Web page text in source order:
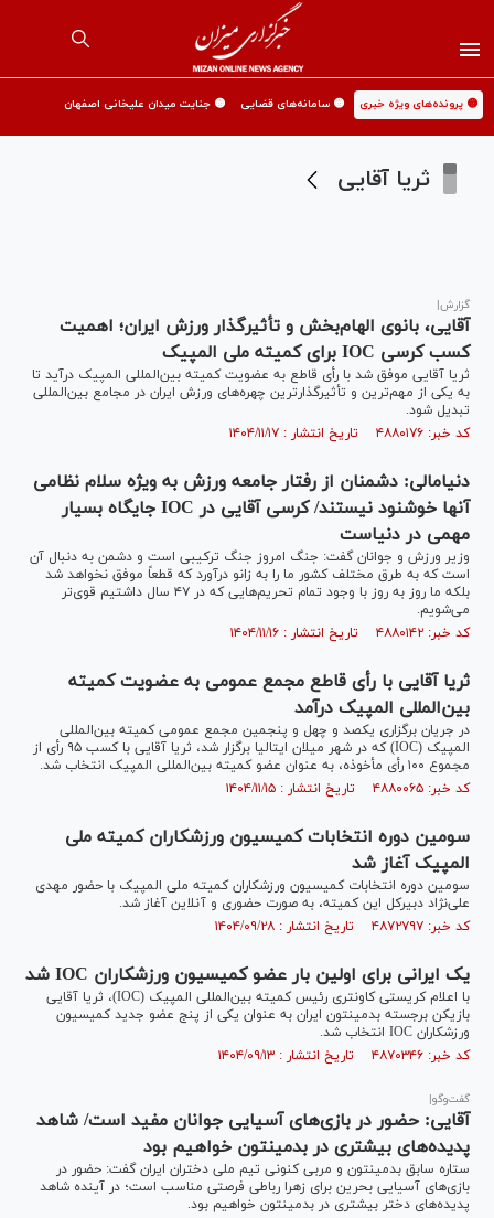
🟡 پرونده‌های ویژه خبری 🟡 سامانه‌های قضایی 🟡 جنایت میدان علیخانی اصفهان
ثریا آقایی
گزارش|
آقایی، بانوی الهام‌بخش و تأثیرگذار ورزش ایران؛ اهمیت
کسب کرسی IOC برای کمیته ملی المپیک
ثریا آقایی موفق شد با رأی قاطع به عضویت کمیته بین‌المللی المپیک درآید تا
به یکی از مهم‌ترین و تأثیرگذارترین چهره‌های ورزش ایران در مجامع بین‌المللی
تبدیل شود.
کد خبر: ۴۸۸۰۱۷۶ تاریخ انتشار : ۱۴۰۴/۱۱/۱۷
دنیامالی: دشمنان از رفتار جامعه ورزش به ویژه سلام نظامی
آنها خوشنود نیستند/ کرسی آقایی در IOC جایگاه بسیار
مهمی در دنیاست
وزیر ورزش و جوانان گفت: جنگ امروز جنگ ترکیبی است و دشمن به دنبال آن
است که به طرق مختلف کشور ما را به زانو درآورد که قطعاً موفق نخواهد شد
بلکه ما روز به روز با وجود تمام تحریم‌هایی که در ۴۷ سال داشتیم قوی‌تر
می‌شویم.
کد خبر: ۴۸۸۰۱۴۲ تاریخ انتشار : ۱۴۰۴/۱۱/۱۶
ثریا آقایی با رأی قاطع مجمع عمومی به عضویت کمیته
بین‌المللی المپیک درآمد
در جریان برگزاری یکصد و چهل و پنجمین مجمع عمومی کمیته بین‌المللی
المپیک (IOC) که در شهر میلان ایتالیا برگزار شد، ثریا آقایی با کسب ۹۵ رأی از
مجموع ۱۰۰ رأی مأخوذه، به عنوان عضو کمیته بین‌المللی المپیک انتخاب شد.
کد خبر: ۴۸۸۰۰۶۵ تاریخ انتشار : ۱۴۰۴/۱۱/۱۵
سومین دوره انتخابات کمیسیون ورزشکاران کمیته ملی
المپیک آغاز شد
سومین دوره انتخابات کمیسیون ورزشکاران کمیته ملی المپیک با حضور مهدی
علی‌نژاد دبیرکل این کمیته، به صورت حضوری و آنلاین آغاز شد.
کد خبر: ۴۸۷۲۷۹۷ تاریخ انتشار : ۱۴۰۴/۰۹/۲۸
یک ایرانی برای اولین بار عضو کمیسیون ورزشکاران IOC شد
با اعلام کریستی کاونتری رئیس کمیته بین‌المللی المپیک (IOC)، ثریا آقایی
بازیکن برجسته بدمینتون ایران به عنوان یکی از پنج عضو جدید کمیسیون
ورزشکاران IOC انتخاب شد.
کد خبر: ۴۸۷۰۳۴۶ تاریخ انتشار : ۱۴۰۴/۰۹/۱۳
گفت‌وگو|
آقایی: حضور در بازی‌های آسیایی جوانان مفید است/ شاهد
پدیده‌های بیشتری در بدمینتون خواهیم بود
ستاره سابق بدمینتون و مربی کنونی تیم ملی دختران ایران گفت: حضور در
بازی‌های آسیایی بحرین برای زهرا رباطی فرصتی مناسب است؛ در آینده شاهد
پدیده‌های دختر بیشتری در بدمینتون خواهیم بود.